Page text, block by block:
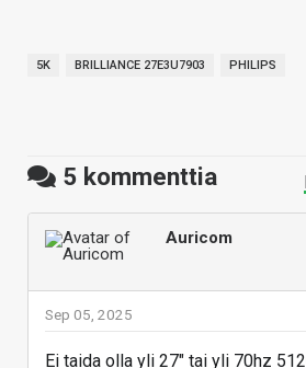
5K BRILLIANCE 27E3U7903 PHILIPS
5 kommenttia
Auricom
Sep 05, 2025
Ei taida olla yli 27" tai yli 70hz